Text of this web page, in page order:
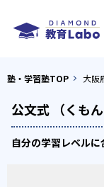
塾・学習塾TOP 大阪
公文式 （くも
自分の学習レベル